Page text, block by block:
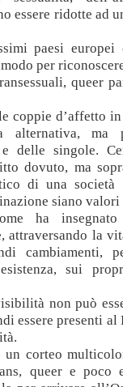
essere ridotte ad
paesi europei
per
queer
coppie d’affetto
alternativa, ma
delle singole.
dovuto, ma
di una società
siano
ha
attraversando la
cambiamenti,
sui
non può
essere presenti al
corteo
queer e poco